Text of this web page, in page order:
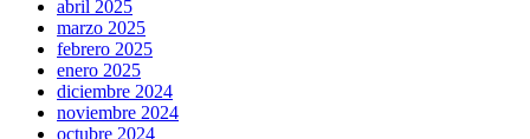
abril 2025
marzo 2025
febrero 2025
enero 2025
diciembre 2024
noviembre 2024
octubre 2024